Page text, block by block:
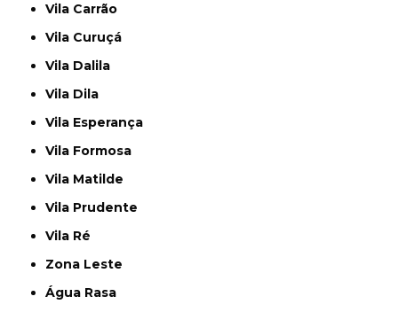
Vila Carrão
Vila Curuçá
Vila Dalila
Vila Dila
Vila Esperança
Vila Formosa
Vila Matilde
Vila Prudente
Vila Ré
Zona Leste
Água Rasa